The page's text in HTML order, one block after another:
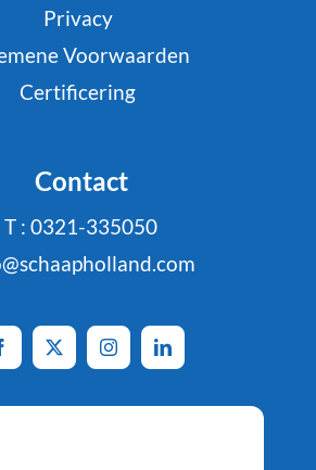
Privacy
Voorwaarden
Certificering
Contact
T : 0321-335050